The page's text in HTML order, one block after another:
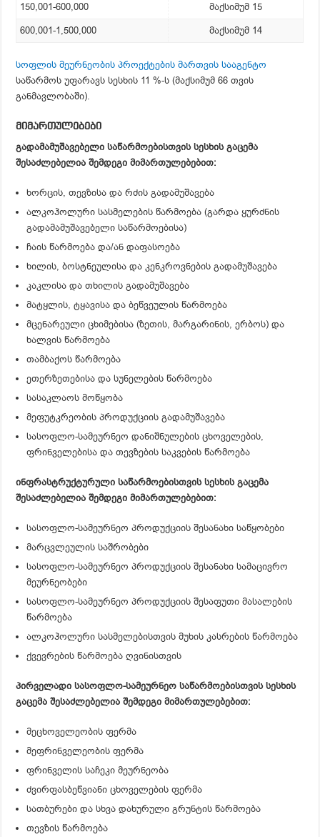
150,001-600,000
მაქსიმუმ 15
600,001-1,500,000
მაქსიმუმ 14
სოფლის მეურნეობის პროექტების მართვის სააგენტო
საწარმოს უფარავს სესხის 11 %-ს (მაქსიმუმ 66 თვის
განმავლობაში).
მიმართულებები
გადამამუშავებელი საწარმოებისთვის სესხის გაცემა
შესაძლებელია შემდეგი მიმართულებებით:
ხორცის, თევზისა და რძის გადამუშავება
ალკოჰოლური სასმელების წარმოება (გარდა ყურძნის
გადამამუშავებელი საწარმოებისა)
ჩაის წარმოება და/ან დაფასოება
ხილის, ბოსტნეულისა და კენკროვნების გადამუშავება
კაკლისა და თხილის გადამუშავება
მატყლის, ტყავისა და ბეწვეულის წარმოება
მცენარეული ცხიმებისა (ზეთის, მარგარინის, ერბოს) და
ხალვის წარმოება
თამბაქოს წარმოება
ეთერზეთებისა და სუნელების წარმოება
სასაკლაოს მოწყობა
მეფუტკრეობის პროდუქციის გადამუშავება
სასოფლო-სამეურნეო დანიშნულების ცხოველების,
ფრინველებისა და თევზების საკვების წარმოება
ინფრასტრუქტურული საწარმოებისთვის სესხის გაცემა
შესაძლებელია შემდეგი მიმართულებებით:
სასოფლო-სამეურნეო პროდუქციის შესანახი საწყობები
მარცვლეულის საშრობები
სასოფლო-სამეურნეო პროდუქციის შესანახი სამაცივრო
მეურნეობები
სასოფლო-სამეურნეო პროდუქციის შესაფუთი მასალების
წარმოება
ალკოჰოლური სასმელებისთვის მუხის კასრების წარმოება
ქვევრების წარმოება ღვინისთვის
პირველადი სასოფლო-სამეურნეო საწარმოებისთვის სესხის
გაცემა შესაძლებელია შემდეგი მიმართულებებით:
მეცხოველეობის ფერმა
მეფრინველეობის ფერმა
ფრინველის საჩეკი მეურნეობა
ძვირფასბეწვიანი ცხოველების ფერმა
სათბურები და სხვა დახურული გრუნტის წარმოება
თევზის წარმოება